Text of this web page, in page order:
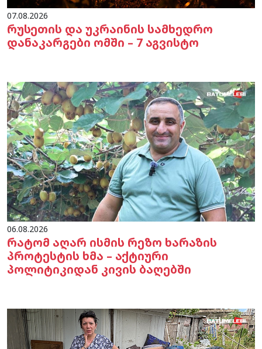
07.08.2026
რუსეთის და უკრაინის სამხედრო
დანაკარგები ომში – 7 აგვისტო
06.08.2026
რატომ აღარ ისმის რეზო ხარაზის
პროტესტის ხმა – აქტიური
პოლიტიკიდან კივის ბაღებში